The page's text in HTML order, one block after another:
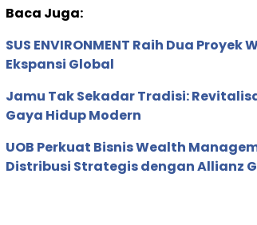
Baca Juga:
SUS ENVIRONMENT Raih Dua
Ekspansi Global
Jamu Tak Sekadar Tradisi:
Gaya Hidup Modern
UOB Perkuat Bisnis Wealth
Distribusi Strategis dengan Allianz